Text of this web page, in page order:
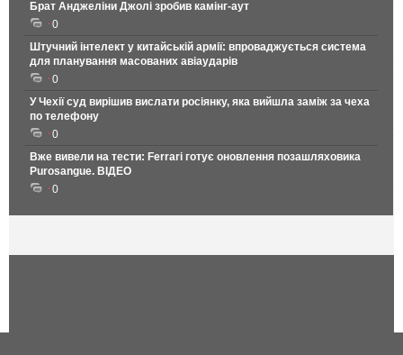
Брат Анджеліни Джолі зробив камінг-аут
0
Штучний інтелект у китайській армії: впроваджується система
для планування масованих авіаударів
0
У Чехії суд вирішив вислати росіянку, яка вийшла заміж за чеха
по телефону
0
Вже вивели на тести: Ferrari готує оновлення позашляховика
Purosangue. ВІДЕО
0